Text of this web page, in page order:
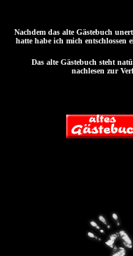
Nachdem das alte Gästebuch
hatte habe ich mich entschlossen
Das alte Gästebuch steht
nachlesen zur